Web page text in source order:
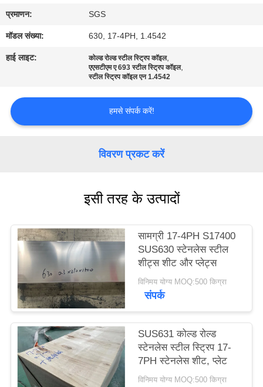
नियंत्रण
संपर्क
एक
उद्धरण
साइटमैप
PRIVACY
POLICY
प्रमाणन: SGS
मॉडल संख्या: 630, 17-4PH, 1.4542
हाई लाइट: कोल्ड रोल्ड स्टील स्ट्रिप कॉइल,
एएसटीएम ए 693 स्टील स्ट्रिप कॉइल,
स्टील स्ट्रिप कॉइल एन 1.4542
हमसे संपर्क करें!
विवरण प्रकट करें
इसी तरह के उत्पादों
सामग्री 17-4PH S17400
SUS630 स्टेनलेस स्टील
शीट्स शीट और प्लेट्स
विनिमय योग्य MOQ:500 किग्रा
संपर्क
SUS631 कोल्ड रोल्ड
स्टेनलेस स्टील स्ट्रिप 17-
7PH स्टेनलेस शीट, प्लेट
विनिमय योग्य MOQ:500 किग्रा